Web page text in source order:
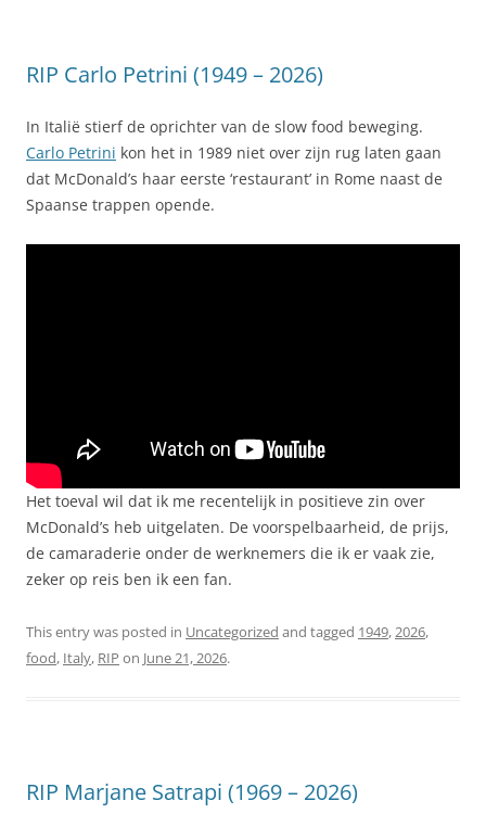
RIP Carlo Petrini (1949 – 2026)
In Italië stierf de oprichter van de slow food beweging.
Carlo Petrini kon het in 1989 niet over zijn rug laten gaan
dat McDonald’s haar eerste ‘restaurant’ in Rome naast de
Spaanse trappen opende.
Het toeval wil dat ik me recentelijk in positieve zin over
McDonald’s heb uitgelaten. De voorspelbaarheid, de prijs,
de camaraderie onder de werknemers die ik er vaak zie,
zeker op reis ben ik een fan.
This entry was posted in Uncategorized and tagged 1949,2026,
food, Italy, RIP on June 21, 2026.
RIP Marjane Satrapi (1969 – 2026)